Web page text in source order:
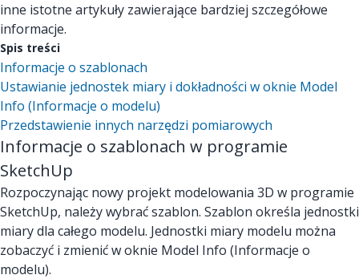
inne istotne artykuły zawierające bardziej szczegółowe
informacje.
Spis treści
Informacje o szablonach
Ustawianie jednostek miary i dokładności w oknie Model
Info (Informacje o modelu)
Przedstawienie innych narzędzi pomiarowych
Informacje o szablonach w programie
SketchUp
Rozpoczynając nowy projekt modelowania 3D w programie
SketchUp, należy wybrać szablon. Szablon określa jednostki
miary dla całego modelu. Jednostki miary modelu można
zobaczyć i zmienić w oknie Model Info (Informacje o
modelu).